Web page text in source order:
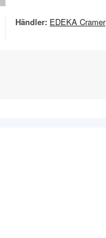
Händler: EDEKA Cramer